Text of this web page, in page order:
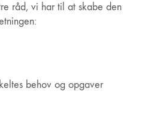
råd, vi har til at skabe den
behov og opgaver